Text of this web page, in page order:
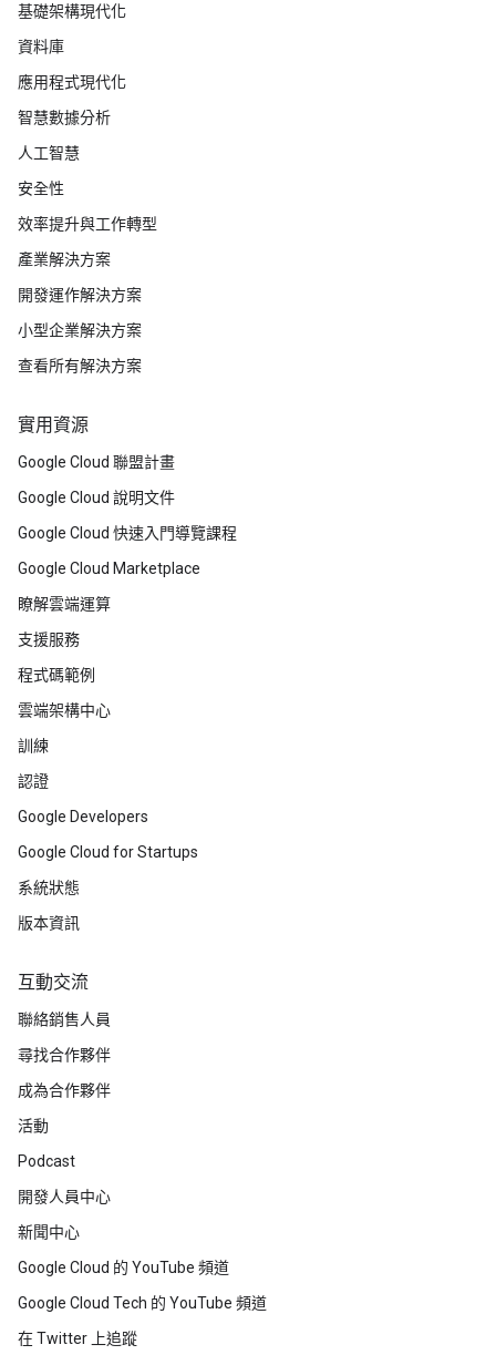
基礎架構現代化
資料庫
應用程式現代化
智慧數據分析
人工智慧
安全性
效率提升與工作轉型
產業解決方案
開發運作解決方案
小型企業解決方案
查看所有解決方案
實用資源
Google Cloud 聯盟計畫
Google Cloud 說明文件
Google Cloud 快速入門導覽課程
Google Cloud Marketplace
瞭解雲端運算
支援服務
程式碼範例
雲端架構中心
訓練
認證
Google Developers
Google Cloud for Startups
系統狀態
版本資訊
互動交流
聯絡銷售人員
尋找合作夥伴
成為合作夥伴
活動
Podcast
開發人員中心
新聞中心
Google Cloud 的 YouTube 頻道
Google Cloud Tech 的 YouTube 頻道
在 Twitter 上追蹤